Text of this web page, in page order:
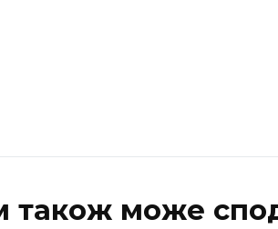
також може